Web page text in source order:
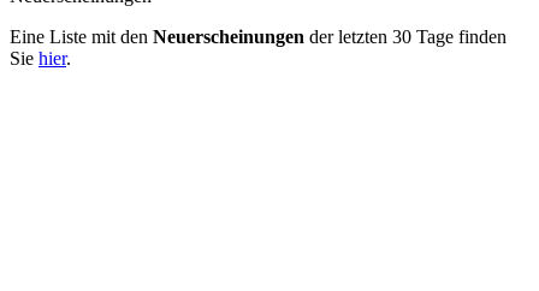
Eine Liste mit den Neuerscheinungen der letzten 30 Tage finden
Sie hier.